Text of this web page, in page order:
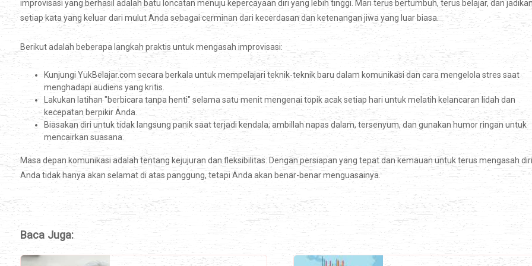
improvisasi yang berhasil adalah batu loncatan menuju kepercayaan diri yang lebih tinggi. Mari terus bertumbuh, terus belajar, dan
setiap kata yang keluar dari mulut Anda sebagai cerminan dari kecerdasan dan ketenangan jiwa yang luar biasa.
Berikut adalah beberapa langkah praktis untuk mengasah improvisasi:
Kunjungi YukBelajar.com secara berkala untuk mempelajari teknik-teknik baru dalam komunikasi dan cara mengelola stres saat
menghadapi audiens yang kritis.
Lakukan latihan "berbicara tanpa henti" selama satu menit mengenai topik acak setiap hari untuk melatih kelancaran lidah dan
kecepatan berpikir Anda.
Biasakan diri untuk tidak langsung panik saat terjadi kendala; ambillah napas dalam, tersenyum, dan gunakan humor ringan untuk
mencairkan suasana.
Masa depan komunikasi adalah tentang kejujuran dan fleksibilitas. Dengan persiapan yang tepat dan kemauan untuk terus mengasah
Anda tidak hanya akan selamat di atas panggung, tetapi Anda akan benar-benar menguasainya.
Baca Juga: